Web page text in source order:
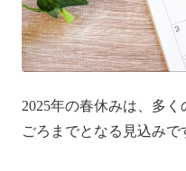
2025年の春休みは、多く
ごろまでとなる見込みで